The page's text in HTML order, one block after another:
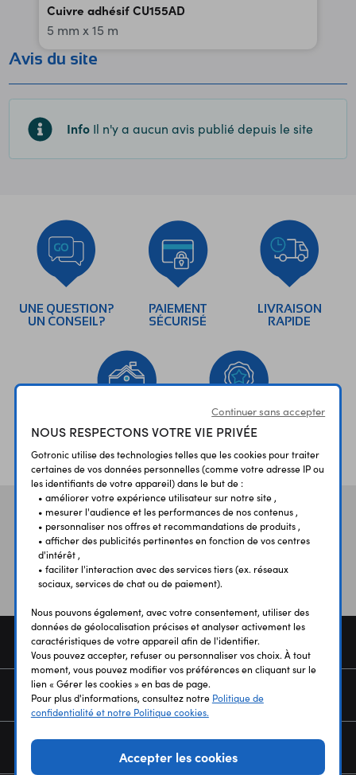
Cuivre adhésif CU155AD
5 mm x 15 m
Avis du site
Info Il n'y a aucun avis publié depuis le site
UNE QUESTION?
UN CONSEIL?
PAIEMENT
SÉCURISÉ
LIVRAISON
RAPIDE
ÉTABLISSEMENTS
SCOLAIRES
PLUS 30 ANS
D’EXPERIENCE
Vos aviset témoignages
COMMANDE
SERVICES
Continuer sans accepter
NOUS RESPECTONS VOTRE VIE PRIVÉE
Gotronic utilise des technologies telles que les cookies pour traiter
certaines de vos données personnelles (comme votre adresse IP ou
les identifiants de votre appareil) dans le but de :
• améliorer votre expérience utilisateur sur notre site ,
• mesurer l'audience et les performances de nos contenus ,
• personnaliser nos offres et recommandations de produits ,
• afficher des publicités pertinentes en fonction de vos centres
d'intérêt ,
• faciliter l'interaction avec des services tiers (ex. réseaux
sociaux, services de chat ou de paiement).
Nous pouvons également, avec votre consentement, utiliser des
données de géolocalisation précises et analyser activement les
caractéristiques de votre appareil afin de l'identifier.
Vous pouvez accepter, refuser ou personnaliser vos choix. À tout
moment, vous pouvez modifier vos préférences en cliquant sur le
lien « Gérer les cookies » en bas de page.
Pour plus d'informations, consultez notre Politique de
confidentialité et notre Politique cookies.
Accepter les cookies